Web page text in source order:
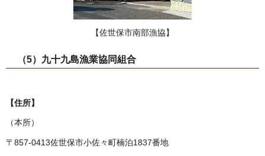
【佐世保市南部漁協】
（5）九十九島漁業協同組合
【住所】
（本所）
〒857-0413佐世保市小佐々町楠泊1837番地